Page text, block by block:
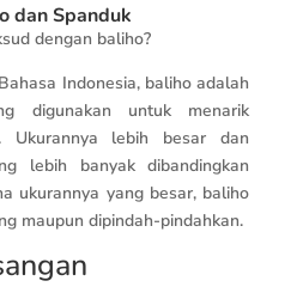
dan Spanduk
dengan baliho?
Indonesia, baliho adalah
digunakan untuk menarik
Ukurannya lebih besar dan
lebih banyak dibandingkan
ukurannya yang besar, baliho
maupun dipindah-pindahkan.